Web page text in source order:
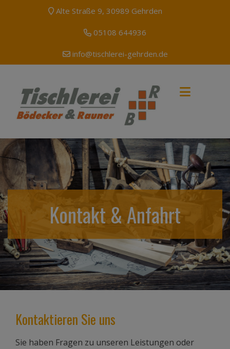
Alte Straße 9, 30989 Gehrden
05108 644936
info@tischlerei-gehrden.de
Kontakt & Anfahrt
Kontaktieren Sie uns
Sie haben Fragen zu unseren Leistungen oder